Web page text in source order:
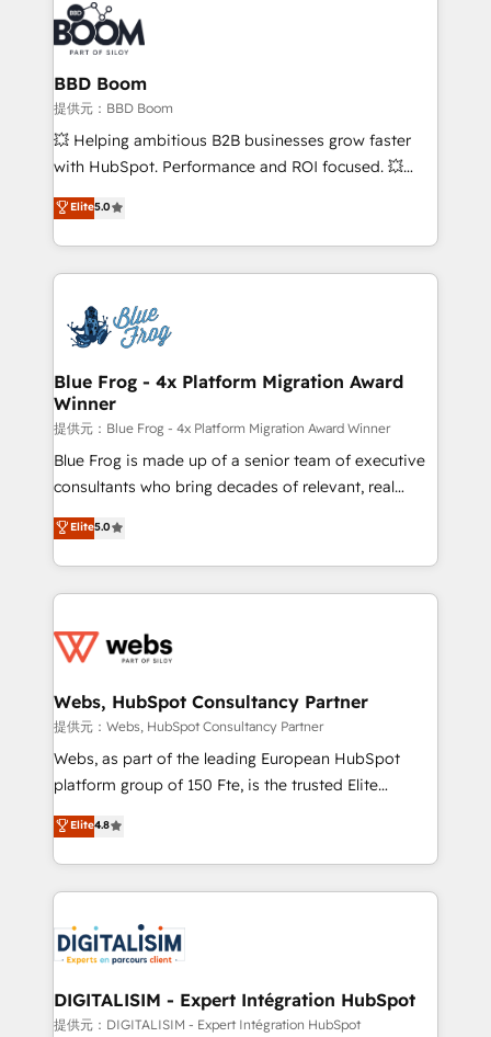
cumulées
Seamless CRM, CMS, and automation setup •
Complex platform migrations and data cleanups •
Custom APIs and third-party integrations 📈 End-to-
End Revenue Acceleration • Lifecycle marketing and
pipeline growth programs • Sales enablement tools
and CRM optimization • Retention strategies with
Execution • 750+ onboardings and 2,000+
implementations • Deep expertise across marketing,
BBD Boom
提供元：BBD Boom
💥 Helping ambitious B2B businesses grow faster
with HubSpot. Performance and ROI focused. 💥
BBD Boom is the HubSpot partner that can help you
to HubSpot Better. We work with your teams to
solve all your HubSpot challenges and improve user
adoption, sales process and marketing results.
the first time 🔧 Designing and optimising your
HubSpot set-up for better results 🌐 Website design
and build using HubSpot 🔌 Integrating HubSpot
with other systems 🎓 Training your teams to be
HubSpot pros 📊 Lead generation services using
HubSpot Why us? - SIX HubSpot Accreditations -
awarded by HubSpot after a rigorous process for
Migration, Custom Integration & Platform
Enablement -Onboarded over 500 businesses to
get more from your investment in HubSpot.
www.bbdboom.com
Elite5.0
Blue Frog - 4x Platform Migration Award
Winner
提供元：Blue Frog - 4x Platform Migration Award Winner
Blue Frog is made up of a senior team of executive
consultants who bring decades of relevant, real
world experience to our client engagements. "Blue
Frog is a top, trusted partner in HubSpot's
ecosystem for a reason. Their team brings over a
decade of experience to the table, along with deep
for driving growth. They are committed to helping
their unique business needs. We are thrilled to have
Blue Frog in the HubSpot ecosystem leading the
way for customers!" - Yamini Rangan, CEO of
HubSpot “Our experience with the team at Blue Frog
of experience and quality of skilled staff has earned
them a trusted reputation within the HubSpot
clients.” - Brian Garvey, VP, Solutions Partner
Program, HubSpot.
Elite5.0
Webs, HubSpot Consultancy Partner
提供元：Webs, HubSpot Consultancy Partner
Webs, as part of the leading European HubSpot
platform group of 150 Fte, is the trusted Elite
HubSpot CRM Partner offering you a roadmap on
maximizing EBITDA and achieving Commercial
Excellence. With our targeted processes, we
strengthen your digital transformation and minimize
Implementation partner, we provide expertise to
drive your business forward. Since 2015 we are fully
dedicated to HubSpot and with an experienced
team (50+), we work with reputable companies in
Elite4.8
DIGITALISIM - Expert Intégration HubSpot
提供元：DIGITALISIM - Expert Intégration HubSpot